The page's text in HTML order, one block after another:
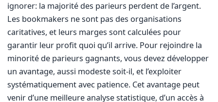
ignorer: la majorité des parieurs perdent de l’argent.
Les bookmakers ne sont pas des organisations
caritatives, et leurs marges sont calculées pour
garantir leur profit quoi qu’il arrive. Pour rejoindre la
minorité de parieurs gagnants, vous devez développer
un avantage, aussi modeste soit-il, et l’exploiter
systématiquement avec patience. Cet avantage peut
venir d’une meilleure analyse statistique, d’un accès à